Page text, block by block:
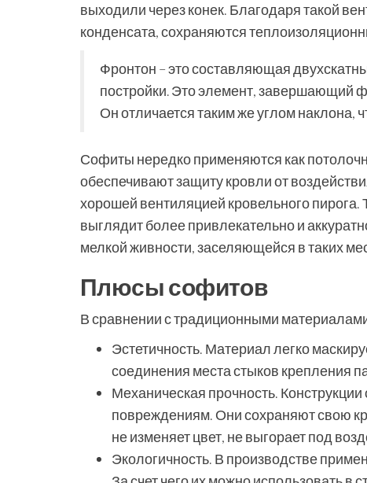
выходили через конек. Благодаря такой
конденсата, сохраняются
Фронтон – это составляющая
постройки. Это элемент, завершающий
Он отличается таким же углом наклона,
Софиты нередко применяются как
обеспечивают защиту кровли от
хорошей вентиляцией кровельного
выглядит более привлекательно и
мелкой живности, заселяющейся в таких
Плюсы софитов
В сравнении с традиционными
Эстетичность. Материал легко
соединения места стыков крепления
Механическая прочность.
повреждениям. Они сохраняют свою
не изменяет цвет, не выгорает под
Экологичность. В производстве